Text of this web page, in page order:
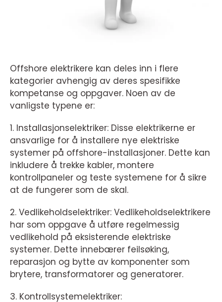
Offshore elektrikere kan deles inn i flere
kategorier avhengig av deres spesifikke
kompetanse og oppgaver. Noen av de
vanligste typene er:
1. Installasjonselektriker: Disse elektrikerne er
ansvarlige for å installere nye elektriske
systemer på offshore-installasjoner. Dette kan
inkludere å trekke kabler, montere
kontrollpaneler og teste systemene for å sikre
at de fungerer som de skal.
2. Vedlikeholdselektriker: Vedlikeholdselektrikere
har som oppgave å utføre regelmessig
vedlikehold på eksisterende elektriske
systemer. Dette innebærer feilsøking,
reparasjon og bytte av komponenter som
brytere, transformatorer og generatorer.
3. Kontrollsystemelektriker: